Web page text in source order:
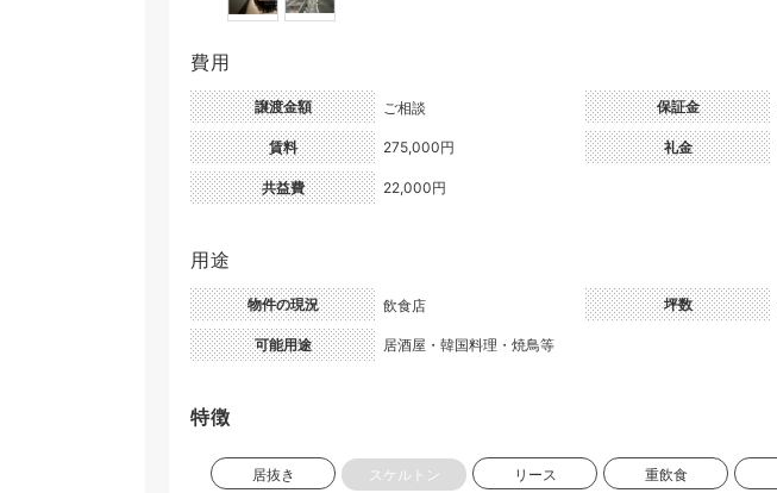
費用
譲渡金額 ご相談
賃料 275,000円
共益費 22,000円
保証金
礼金
用途
物件の現況 飲食店
可能用途 居酒屋・韓国料理・焼鳥等
坪数
特徴
居抜き スケルトン リース 重飲食